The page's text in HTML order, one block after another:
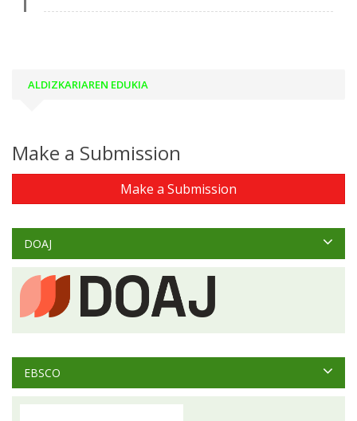
ALDIZKARIAREN EDUKIA
Make a Submission
Make a Submission
DOAJ
EBSCO